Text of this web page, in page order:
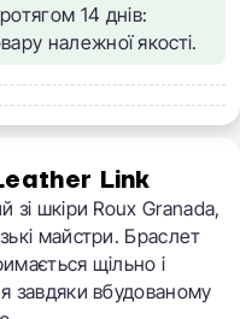
14 днів:
належної якості.
Link
зі шкіри Roux Granada,
майстри. Браслет
щільно і
завдяки вбудованому